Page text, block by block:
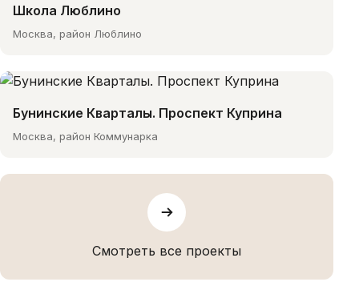
Школа Люблино
Москва, район Люблино
Бунинские Кварталы. Проспект Куприна
Москва, район Коммунарка
Смотреть все проекты